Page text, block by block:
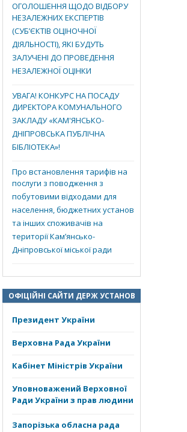
ОГОЛОШЕННЯ ЩОДО ВІДБОРУ
НЕЗАЛЕЖНИХ ЕКСПЕРТІВ
(СУБ’ЄКТІВ ОЦІНОЧНОЇ
ДІЯЛЬНОСТІ), ЯКІ БУДУТЬ
ЗАЛУЧЕНІ ДО ПРОВЕДЕННЯ
НЕЗАЛЕЖНОЇ ОЦІНКИ
УВАГА! КОНКУРС НА ПОСАДУ
ДИРЕКТОРА КОМУНАЛЬНОГО
ЗАКЛАДУ «КАМ'ЯНСЬКО-
ДНІПРОВСЬКА ПУБЛІЧНА
БІБЛІОТЕКА»!
Про встановлення тарифів на
послуги з поводження з
побутовими відходами для
населення, бюджетних установ
та інших споживачів на
території Кам’янсько-
Дніпровської міської ради
ОФІЦІЙНІ САЙТИ ДЕРЖ УСТАНОВ
Президент України
Верховна Рада України
Кабінет Міністрів України
Уповноважений Верховної
Ради України з прав людини
Запорізька обласна рада